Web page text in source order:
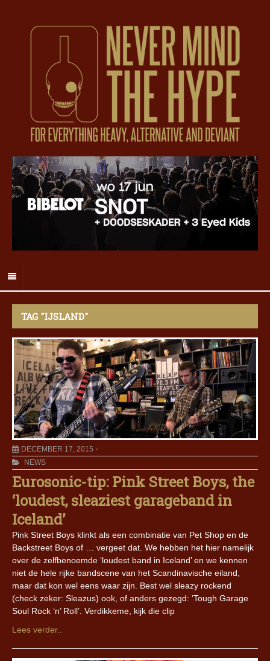
TAG "IJSLAND"
DECEMBER 17, 2015
NEWS
Eurosonic-tip: Pink Street Boys, the
‘loudest, sleaziest garageband in
Iceland’
Pink Street Boys klinkt als een combinatie van Pet Shop en de
Backstreet Boys of … vergeet dat. We hebben het hier namelijk
over de zelfbenoemde ‘loudest band in Iceland’ en we kennen
niet de hele rijke bandscene van het Scandinavische eiland,
maar dat kon wel eens waar zijn. Best wel sleazy rockend
(check zeker: Sleazus) ook, of anders gezegd: ‘Tough Garage
Soul Rock ‘n’ Roll’. Verdikkeme, kijk die clip
Lees verder..